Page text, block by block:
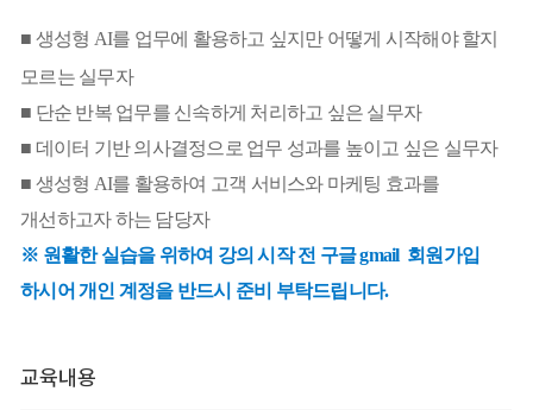
■ 생성형 AI를 업무에 활용하고 싶지만 어떻게 시작해야 할지
모르는 실무자
■ 단순 반복 업무를 신속하게 처리하고 싶은 실무자
■ 데이터 기반 의사결정으로 업무 성과를 높이고 싶은 실무자
■ 생성형 AI를 활용하여 고객 서비스와 마케팅 효과를
개선하고자 하는 담당자
※ 원활한 실습을 위하여 강의 시작 전 구글 gmail 회원가입
하시어 개인 계정을 반드시 준비 부탁드립니다.
교육내용